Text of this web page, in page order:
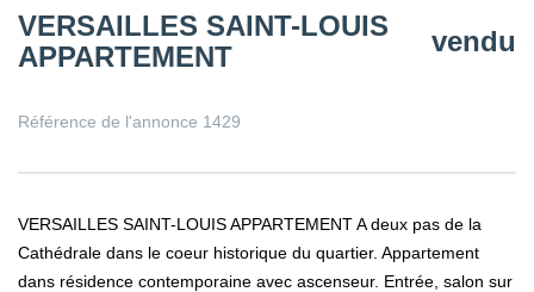
VERSAILLES SAINT-LOUIS
APPARTEMENT
vendu
Référence de l'annonce 1429
VERSAILLES SAINT-LOUIS APPARTEMENT A deux pas de la
Cathédrale dans le coeur historique du quartier. Appartement
dans résidence contemporaine avec ascenseur. Entrée, salon sur